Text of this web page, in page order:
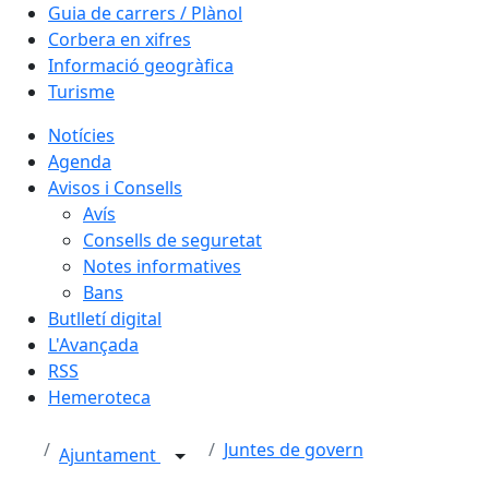
Guia de carrers / Plànol
Corbera en xifres
Informació geogràfica
Turisme
Notícies
Agenda
Avisos i Consells
Avís
Consells de seguretat
Notes informatives
Bans
Butlletí digital
L'Avançada
RSS
Hemeroteca
Ajuntament Juntes de govern